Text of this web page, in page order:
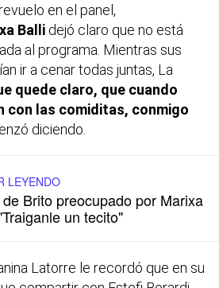
en el panel,
Balli dejó claro que no está
al programa. Mientras sus
ir a cenar todas juntas, La
quede claro, que cuando
con las comiditas, conmigo
diciendo.
LEYENDO
Brito preocupado por Marixa
un tecito"
Latorre le recordó que en su